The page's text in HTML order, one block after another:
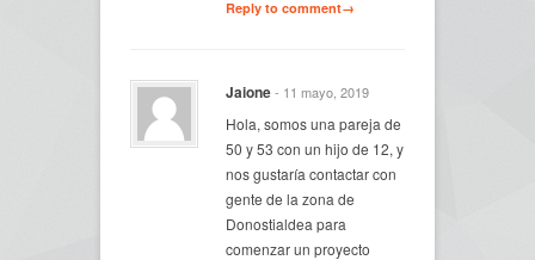
Reply to comment→
Jaione- 11 mayo, 2019
Hola, somos una pareja de
50 y 53 con un hijo de 12, y
nos gustaría contactar con
gente de la zona de
Donostialdea para
comenzar un proyecto